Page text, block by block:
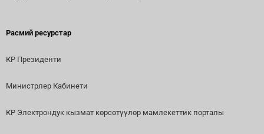
Расмий ресурстар
КР Президенти
Министрлер Кабинети
КР Электрондук кызмат көрсөтүүлөр мамлекеттик порталы